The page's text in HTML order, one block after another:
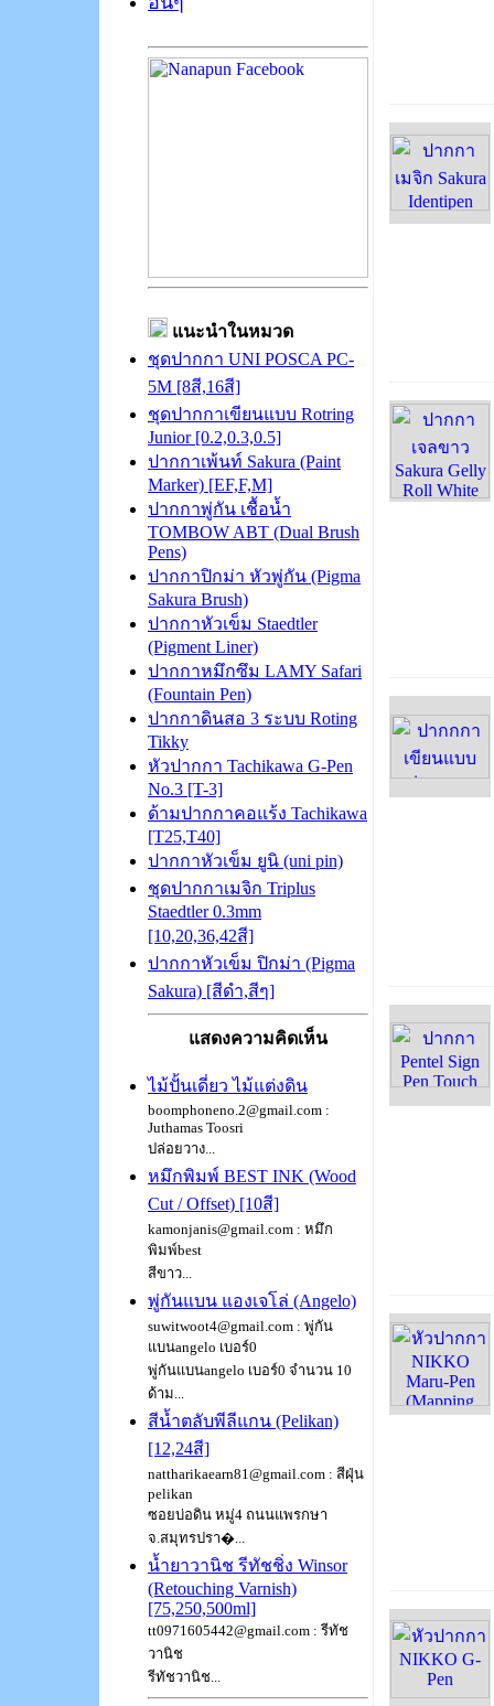
แนะนำในหมวด
ชุดปากกา UNI POSCA PC-
5M [8สี,16สี]
ชุดปากกาเขียนแบบ Rotring
Junior [0.2,0.3,0.5]
ปากกาเพ้นท์ Sakura (Paint
Marker) [EF,F,M]
ปากกาพู่กัน เชื้อน้ำ
TOMBOW ABT (Dual Brush
Pens)
ปากกาปิกม่า หัวพู่กัน (Pigma
Sakura Brush)
ปากกาหัวเข็ม Staedtler
(Pigment Liner)
ปากกาหมึกซึม LAMY Safari
(Fountain Pen)
ปากกาดินสอ 3 ระบบ Roting
Tikky
หัวปากกา Tachikawa G-Pen
No.3 [T-3]
ด้ามปากกาคอแร้ง Tachikawa
[T25,T40]
ปากกาหัวเข็ม ยูนิ (uni pin)
ชุดปากกาเมจิก Triplus
Staedtler 0.3mm
[10,20,36,42สี]
ปากกาหัวเข็ม ปิกม่า (Pigma
Sakura) [สีดำ,สีๆ]
แสดงความคิดเห็น
ไม้ปั้นเดี่ยว ไม้แต่งดิน
boomphoneno.2@gmail.com :
Juthamas Toosri
ปล่อยวาง...
หมึกพิมพ์ BEST INK (Wood
Cut / Offset) [10สี]
kamonjanis@gmail.com : หมึก
พิมพ์best
สีขาว...
พู่กันแบน แองเจโล่ (Angelo)
suwitwoot4@gmail.com : พู่กัน
แบนangelo เบอร์0
พู่กันแบนangelo เบอร์0 จำนวน 10
ด้าม...
สีน้ำตลับพีลีแกน (Pelikan)
[12,24สี]
nattharikaearn81@gmail.com : สีฝุ่น
pelikan
ซอยบ่อดิน หมู่4 ถนนแพรกษา
จ.สมุทรปรา�...
น้ำยาวานิช รีทัชชิ่ง Winsor
(Retouching Varnish)
[75,250,500ml]
tt0971605442@gmail.com : รีทัช
วานิช
รีทัชวานิช...